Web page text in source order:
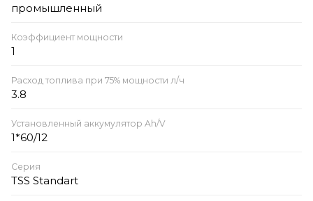
промышленный
Коэффициент мощности
1
Расход топлива при 75% мощности л/ч
3.8
Установленный аккумулятор Ah/V
1*60/12
Серия
TSS Standart